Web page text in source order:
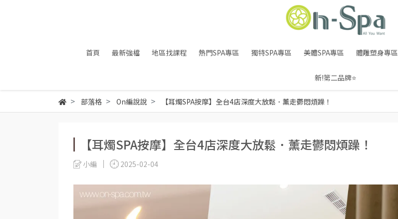
首頁 最新強檔 地區找課程 熱門SPA專區 獨特SPA專區 美體SPA專區 體雕塑身專區
新!第二品牌⭐
部落格 On編說說 【耳燭SPA按摩】全台4店深度大放鬆．薰走鬱悶煩躁！
【耳燭SPA按摩】全台4店深度大放鬆．薰走鬱悶煩躁！
小編 2025-02-04